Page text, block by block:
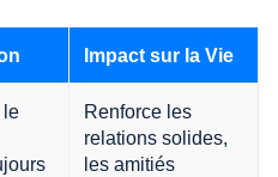
Impact sur la Vie
le
Renforce les
relations solides,
les amitiés